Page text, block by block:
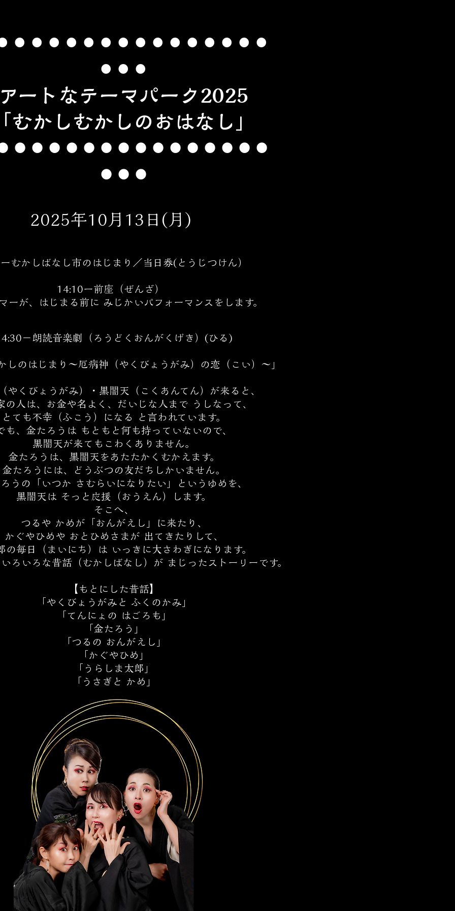
⚫︎⚫︎⚫︎
ートなテーマパーク2025
むかしむかしのおはなし」
⚫︎⚫︎⚫︎
2025年10月13日(月)
むかしばなし市のはじまり／当日券(とうじつけん）​​
14:10ー前座（ぜんざ）
ーが、はじまる前に みじかいパフォーマンスをします。​
朗読音楽劇（ろうどくおんがくげき）(ひる)
しのはじまり〜厄病神（やくびょうがみ）の恋（こい）〜」
やくびょうがみ）・黒闇天（こくあんてん）が来ると、
の人は、お金や名よく、だいじな人まで うしなって、
とても不幸（ふこう）になる と言われています。
も、金たろうは もともと何も持っていないので、
黒闇天が来てもこわくありません。
金たろうは、黒闇天をあたたかくむかえます。
金たろうには、どうぶつの友だちしかいません。
うの「いつか さむらいになりたい」というゆめを、
黒闇天は そっと応援（おうえん）します。
そこへ、
つるや かめが「おんがえし」に来たり、
かぐやひめや おとひめさまが 出てきたりして、
の毎日（まいにち）は いっきに大さわぎになります。
ろいろな昔話（むかしばなし）が まじったストーリーです。
【もとにした昔話】
「やくびょうがみと ふくのかみ」
「てんにょの はごろも」
「金たろう」
「つるの おんがえし」
「かぐやひめ」
「うらしま太郎」
「うさぎと かめ」